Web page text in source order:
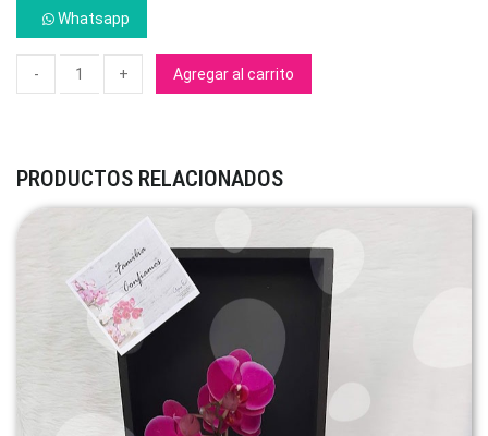
Whatsapp
Agregar al carrito
PRODUCTOS RELACIONADOS